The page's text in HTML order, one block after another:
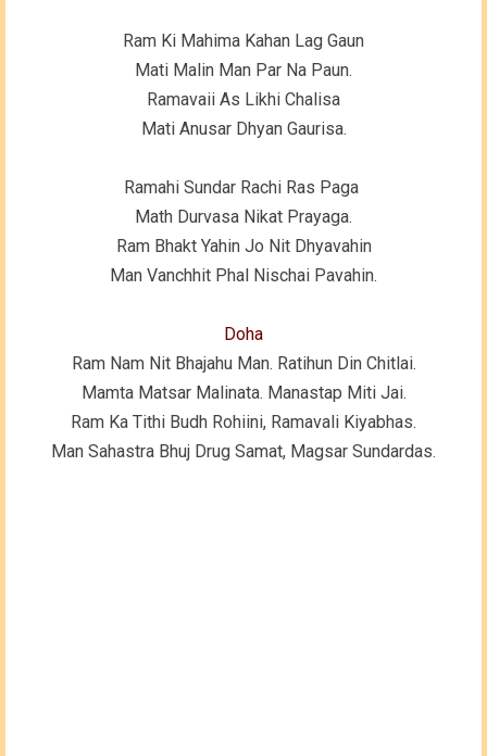
Ram Ki Mahima Kahan Lag Gaun
Mati Malin Man Par Na Paun.
Ramavaii As Likhi Chalisa
Mati Anusar Dhyan Gaurisa.
Ramahi Sundar Rachi Ras Paga
Math Durvasa Nikat Prayaga.
Ram Bhakt Yahin Jo Nit Dhyavahin
Man Vanchhit Phal Nischai Pavahin.
Doha
Ram Nam Nit Bhajahu Man. Ratihun Din Chitlai.
Mamta Matsar Malinata. Manastap Miti Jai.
Ram Ka Tithi Budh Rohiini, Ramavali Kiyabhas.
Man Sahastra Bhuj Drug Samat, Magsar Sundardas.